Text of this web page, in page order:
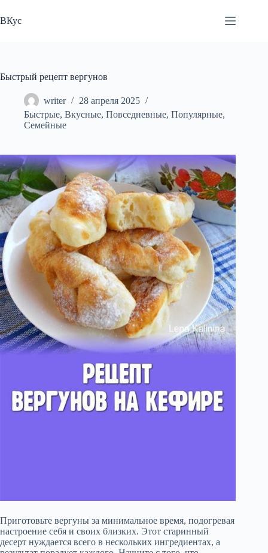
к
сути
ВКус
Быстрый рецепт вергунов
writer
28 апреля 2025
Быстрые, Вкусные, Повседневные, Популярные,
Семейные
Приготовьте вергуны за минимальное время, подогревая
настроение себя и своих близких. Этот старинный
десерт нуждается всего в нескольких ингредиентах, а